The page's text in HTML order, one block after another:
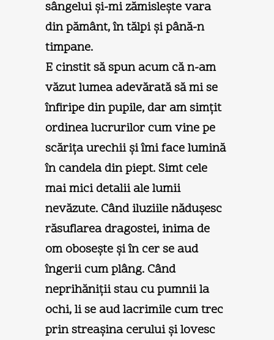
sângelui şi-mi zămisleşte vara
din pământ, în tălpi şi până-n
timpane.
E cinstit să spun acum că n-am
văzut lumea adevărată să mi se
înfiripe din pupile, dar am simţit
ordinea lucrurilor cum vine pe
scăriţa urechii şi îmi face lumină
în candela din piept. Simt cele
mai mici detalii ale lumii
nevăzute. Când iluziile năduşesc
răsuflarea dragostei, inima de
om oboseşte şi în cer se aud
îngerii cum plâng. Când
neprihăniţii stau cu pumnii la
ochi, li se aud lacrimile cum trec
prin streaşina cerului şi lovesc